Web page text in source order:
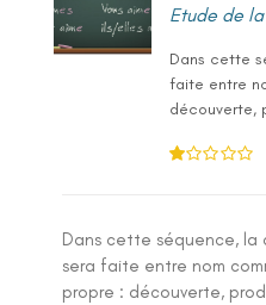
Etude de
Dans cette
faite entre
découverte,
.0
0
su
Dans cette séquence, la
sera faite entre nom
propre : découverte,